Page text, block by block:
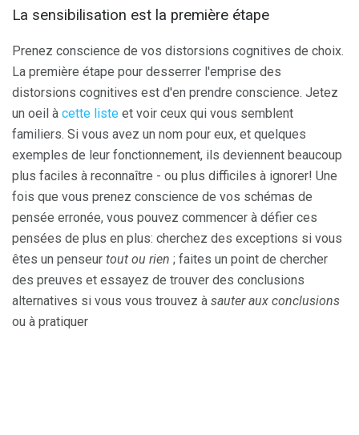
La sensibilisation est la première étape
Prenez conscience de vos distorsions cognitives de choix.
La première étape pour desserrer l'emprise des
distorsions cognitives est d'en prendre conscience. Jetez
un oeil à cette liste et voir ceux qui vous semblent
familiers. Si vous avez un nom pour eux, et quelques
exemples de leur fonctionnement, ils deviennent beaucoup
plus faciles à reconnaître - ou plus difficiles à ignorer! Une
fois que vous prenez conscience de vos schémas de
pensée erronée, vous pouvez commencer à défier ces
pensées de plus en plus: cherchez des exceptions si vous
êtes un penseur tout ou rien ; faites un point de chercher
des preuves et essayez de trouver des conclusions
alternatives si vous vous trouvez à sauter aux conclusions
ou à pratiquer